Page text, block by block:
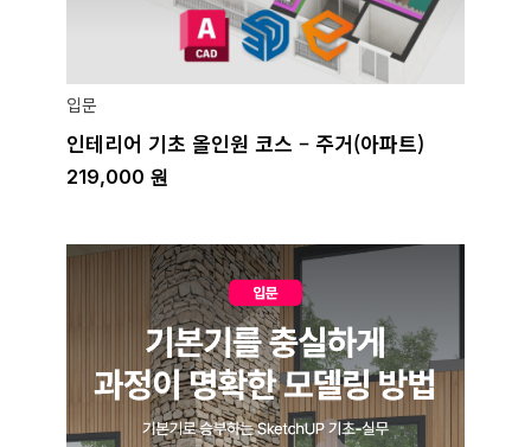
입문
인테리어 기초 올인원 코스 – 주거(아파트)
219,000 원